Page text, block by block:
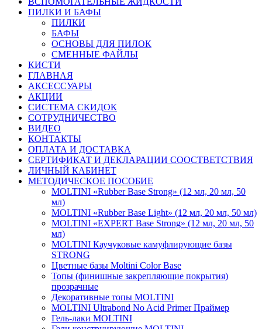
ПИЛКИ И БАФЫ
ПИЛКИ
БАФЫ
ОСНОВЫ ДЛЯ ПИЛОК
СМЕННЫЕ ФАЙЛЫ
КИСТИ
ГЛАВНАЯ
АКСЕССУАРЫ
АКЦИИ
СИСТЕМА СКИДОК
СОТРУДНИЧЕСТВО
ВИДЕО
КОНТАКТЫ
ОПЛАТА И ДОСТАВКА
СЕРТИФИКАТ И ДЕКЛАРАЦИИ СООСТВЕТСТВИЯ
ЛИЧНЫЙ КАБИНЕТ
МЕТОДИЧЕСКОЕ ПОСОБИЕ
MOLTINI «Rubber Base Strong» (12 мл, 20 мл, 50
мл)
MOLTINI «Rubber Base Light» (12 мл, 20 мл, 50 мл)
MOLTINI «EXPERT Base Strong» (12 мл, 20 мл, 50
мл)
MOLTINI Каучуковые камуфлирующие базы
STRONG
Цветные базы Moltini Color Base
Топы (финишные закрепляющие покрытия)
прозрачные
Декоративные топы MOLTINI
MOLTINI Ultrabond No Acid Primer Праймер
Гель-лаки MOLTINI